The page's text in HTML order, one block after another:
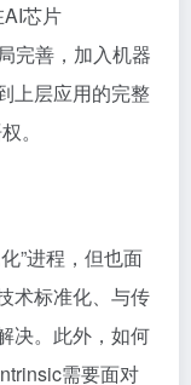
芯片
完善，加入机器
上层应用的完整
。
”进程，但也面
术标准化、与传
决。此外，如何
需要面对